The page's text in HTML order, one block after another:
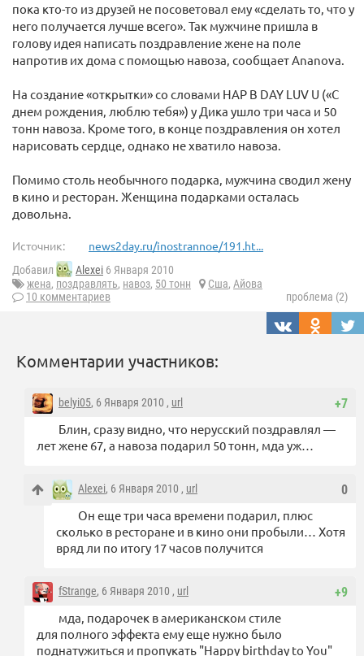
пока кто-то из друзей не посоветовал ему «сделать то, что у
него получается лучше всего». Так мужчине пришла в
голову идея написать поздравление жене на поле
напротив их дома с помощью навоза, сообщает Ananova.
На создание «открытки» со словами HAP B DAY LUV U («С
днем рождения, люблю тебя») у Дика ушло три часа и 50
тонн навоза. Кроме того, в конце поздравления он хотел
нарисовать сердце, однако не хватило навоза.
Помимо столь необычного подарка, мужчина сводил жену
в кино и ресторан. Женщина подарками осталась
довольна.
Источник: news2day.ru/inostrannoe/191.ht...
Добавил Alexei 6 Января 2010
жена, поздравлять, навоз, 50 тонн Сша, Айова
10 комментариев
проблема (2)
Комментарии участников:
+7
belyi05, 6 Января 2010 , url
Блин, сразу видно, что нерусский поздравлял —
лет жене 67, а навоза подарил 50 тонн, мда уж…
0
Alexei, 6 Января 2010 , url
Он еще три часа времени подарил, плюс
сколько в ресторане и в кино они пробыли… Хотя
вряд ли по итогу 17 часов получится
+9
fStrange, 6 Января 2010 , url
мда, подарочек в американском стиле
для полного эффекта ему еще нужно было
поднатужиться и пропукать "Happy birthday to You"